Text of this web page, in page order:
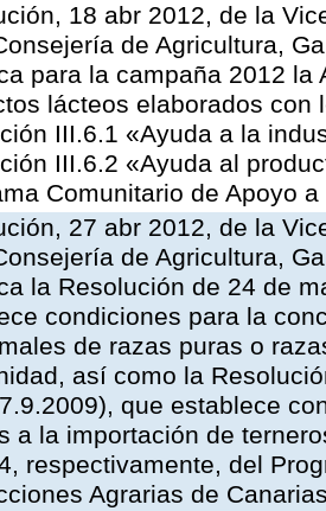
18 abr 2012, de la
de Agricultura,
para la campaña 2012
lácteos elaborados
III.6.1 «Ayuda a la
III.6.2 «Ayuda al
Comunitario de Apoyo
27 abr 2012, de la
de Agricultura,
la Resolución de 24 de
condiciones para la
de razas puras o
así como la
que establece
a la importación de
respectivamente, del
Agrarias de